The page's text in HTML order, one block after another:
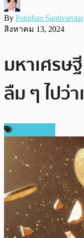
By Patiphan Santivarotai
สิงหาคม 13, 2024
มหาเศรษ
ลืม ๆ ไปว่